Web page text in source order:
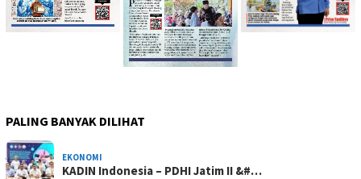
PALING BANYAK DILIHAT
EKONOMI
KADIN Indonesia – PDHI Jatim II &#…